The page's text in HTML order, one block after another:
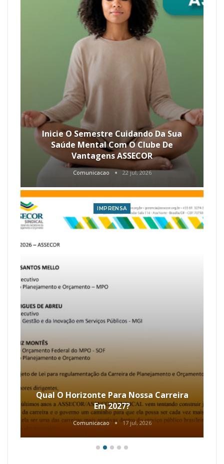
Inicie O Semestre Cuidando Da Sua
Saúde Mental Com O Clube De
Vantagens ASSECOR
Comunicacao 22 jul, 2026
IMPRENSA
Qual O Horizonte Para Nossa Carreira
Em 2027?
Comunicacao 17 jul, 2026